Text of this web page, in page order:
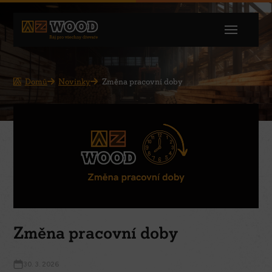
Domů Novinky Změna pracovní doby
Změna pracovní doby
30. 3. 2026